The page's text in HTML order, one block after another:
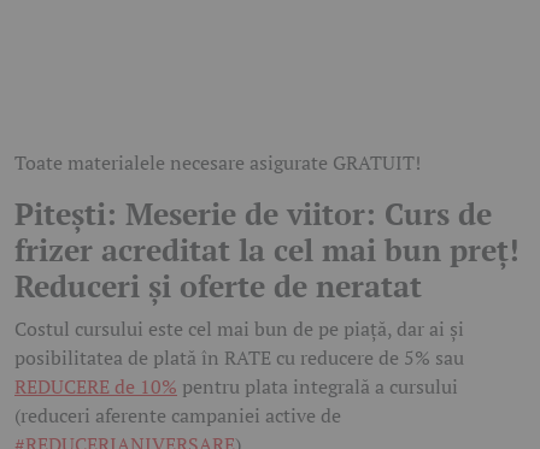
Toate materialele necesare asigurate GRATUIT!
Pitești: Meserie de viitor: Curs de
frizer acreditat la cel mai bun preț!
Reduceri și oferte de neratat
Costul cursului este cel mai bun de pe piață, dar ai și
posibilitatea de plată în RATE cu reducere de 5% sau
REDUCERE de 10% pentru plata integrală a cursului
(reduceri aferente campaniei active de
#REDUCERIANIVERSARE)